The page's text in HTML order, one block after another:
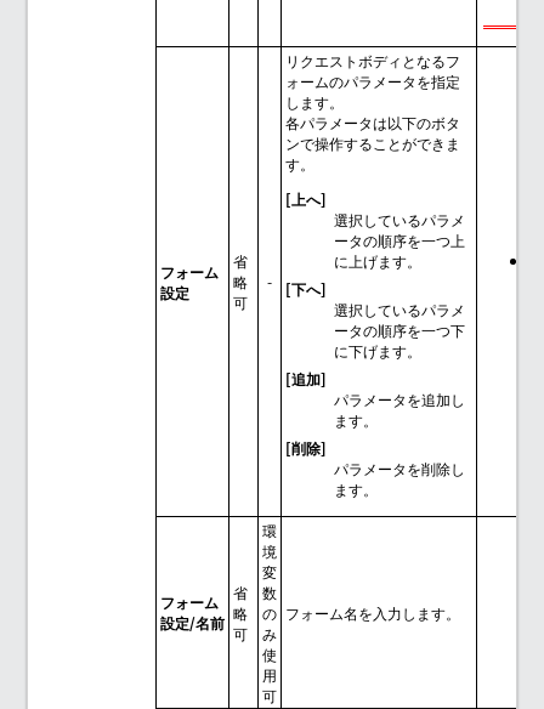
フォーム
設定
省
略
可
-
リクエストボディとなるフ
ォームのパラメータを指定
します。
各パラメータは以下のボタ
ンで操作することができま
す。
[上へ]
選択しているパラメ
ータの順序を一つ上
に上げます。
[下へ]
選択しているパラメ
ータの順序を一つ下
に下げます。
[追加]
パラメータを追加し
ます。
[削除]
パラメータを削除し
ます。
フォーム
設定/名前
省
略
可
環
境
変
数
の
み
使
用
可
フォーム名を入力します。